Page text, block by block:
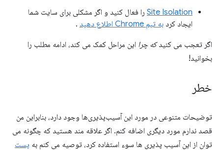
Site Isolation را فعال کنید و اگر مشکلی برای سایت شما
ایجاد کرد به تیم Chrome اطلاع دهید .
اگر تعجب می کنیدکه چرا این مراحل کمک می کند، ادامه مطلب را
بخوانید!
خطر
توضیحات متنوعی در مورد این آسیب‌پذیری‌ها وجود دارد، بنابراین من
قصد ندارم مورد دیگری اضافه کنم. اگر علاقه مند هستید که چگونه می
توان از این آسیب پذیری ها سوء استفاده کرد، توصیه می کنم به پست